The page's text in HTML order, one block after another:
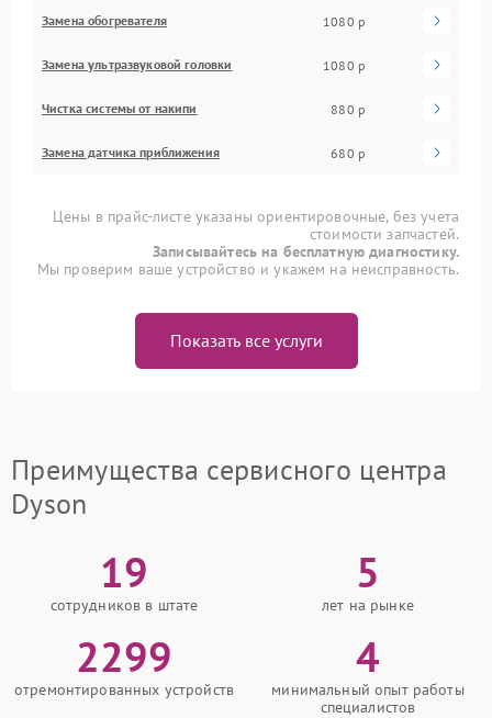
Замена обогревателя 1080 р
Замена ультразвуковой головки 1080 р
Чистка системы от накипи 880 р
Замена датчика приближения 680 р
Цены в прайс-листе указаны ориентировочные, без учета
стоимости запчастей.
Записывайтесь на бесплатную диагностику.
Мы проверим ваше устройство и укажем на неисправность.
Показать все услуги
Преимущества сервисного центра
Dyson
19
сотрудников в штате
5
лет на рынке
2299
отремонтированных устройств
4
минимальный опыт работы
специалистов